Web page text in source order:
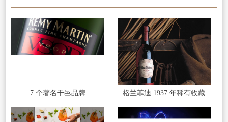
7 个著名干邑品牌 格兰菲迪 1937 年稀有收藏